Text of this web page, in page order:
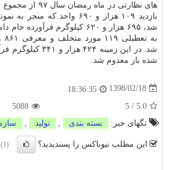
شد، ۶۹۵ هزار و ۶۲۰ كیلوگرم
به
شد. در این زمینه ۴۲۴
شده باز معدوم شد.
1398/02/18
18:36:35
5.0
/
5
5088
تگهای خبر:
بسته بندی تولید
این مطلب نیوباکس را پسندیدید؟ (1)